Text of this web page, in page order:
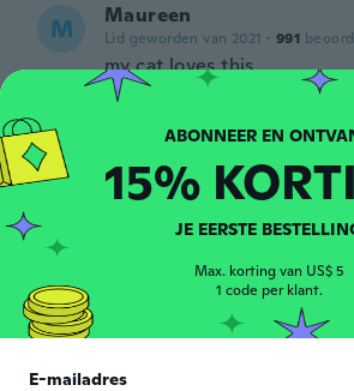
M Maureen
Lid geworden van 2021 · 991
my cat loves this
ongeveer 3 jaar geleden
D Lid geworden van 2017 · 296
L Lid geworden van 2015 · 128
ongeveer 3 jaar geleden
15%
JE EERSTE
Max. korting van US$ 5
1 code per klant.
E-mailadres